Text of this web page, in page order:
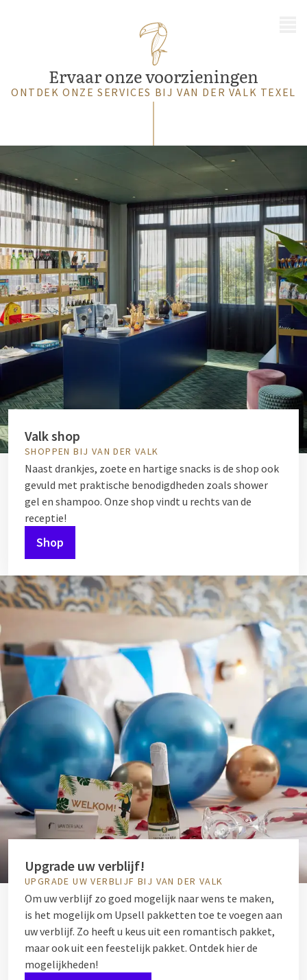
Ervaar onze voorzieningen
ONTDEK ONZE SERVICES BIJ VAN DER VALK TEXEL
Valk shop
SHOPPEN BIJ VAN DER VALK
Naast drankjes, zoete en hartige snacks is de shop ook
gevuld met praktische benodigdheden zoals shower
gel en shampoo. Onze shop vindt u rechts van de
receptie!
Shop
Upgrade uw verblijf!
UPGRADE UW VERBLIJF BIJ VAN DER VALK
Om uw verblijf zo goed mogelijk naar wens te maken,
is het mogelijk om Upsell pakketten toe te voegen aan
uw verblijf. Zo heeft u keus uit een romantisch pakket,
maar ook uit een feestelijk pakket. Ontdek hier de
mogelijkheden!